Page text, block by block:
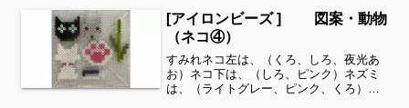
ロンをかけました！細い所は強度が脆く
なりますので、取り扱...
[アイロンビーズ ] 図案・動物
（ネコ④）
すみれネコ左は、（くろ、しろ、夜光あ
お）ネコ下は、（しろ、ピンク）ネズミ
は、（ライトグレー、ピンク、くろ）に